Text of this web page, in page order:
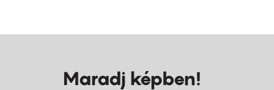
Maradj képben!